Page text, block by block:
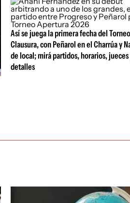
Así se juega la primera fecha del Torneo
Clausura, con Peñarol en el Charrúa y
de local; mirá partidos, horarios, jueces
detalles